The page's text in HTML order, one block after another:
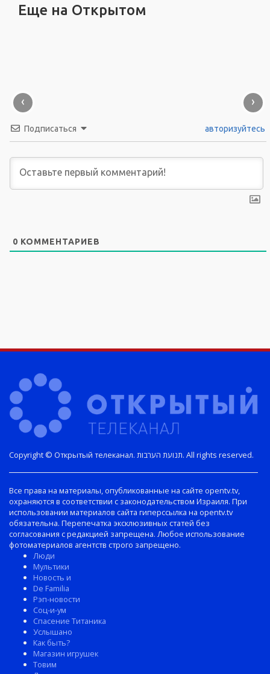
Еще на Открытом
‹ ›
Подписаться авторизуйтесь
0 КОММЕНТАРИЕВ
Copyright © Открытый телеканал. תנועת הערבות. All rights reserved.
Все права на материалы, опубликованные на сайте opentv.tv,
охраняются в соответствии с законодательством Израиля. При
использовании материалов сайта гиперссылка на opentv.tv
обязательна. Перепечатка эксклюзивных статей без
согласования с редакцией запрещена. Любое использование
фотоматериалов агентств строго запрещено.
Люди
Мультики
Новость и
De Familia
Рэп-новости
Соц-и-ум
Спасение Титаника
Услышано
Как быть?
Магазин игрушек
Товим